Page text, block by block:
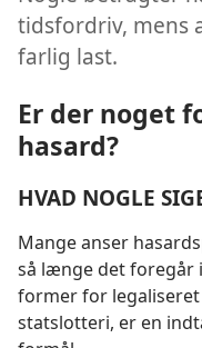
tidsfordriv, mens
farlig last.
Er der noget
hasard?
HVAD NOGLE
Mange anser
så længe det foregår
former for
statslotteri, er en